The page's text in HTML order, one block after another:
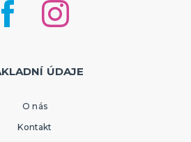
ÚDAJE
O nás
Kontakt